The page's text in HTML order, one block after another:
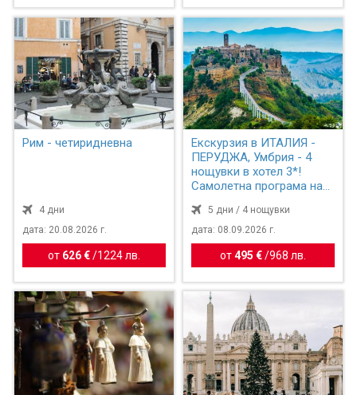
Рим - четиридневна
4 дни
дата: 20.08.2026 г.
от 626 € / 1224 лв.
Екскурзия в ИТАЛИЯ -
ПЕРУДЖА, Умбрия - 4
нощувки в хотел 3*!
Самолетна програма на
5 дни / 4 нощувки
дата: 08.09.2026 г.
от495 €/968 лв.